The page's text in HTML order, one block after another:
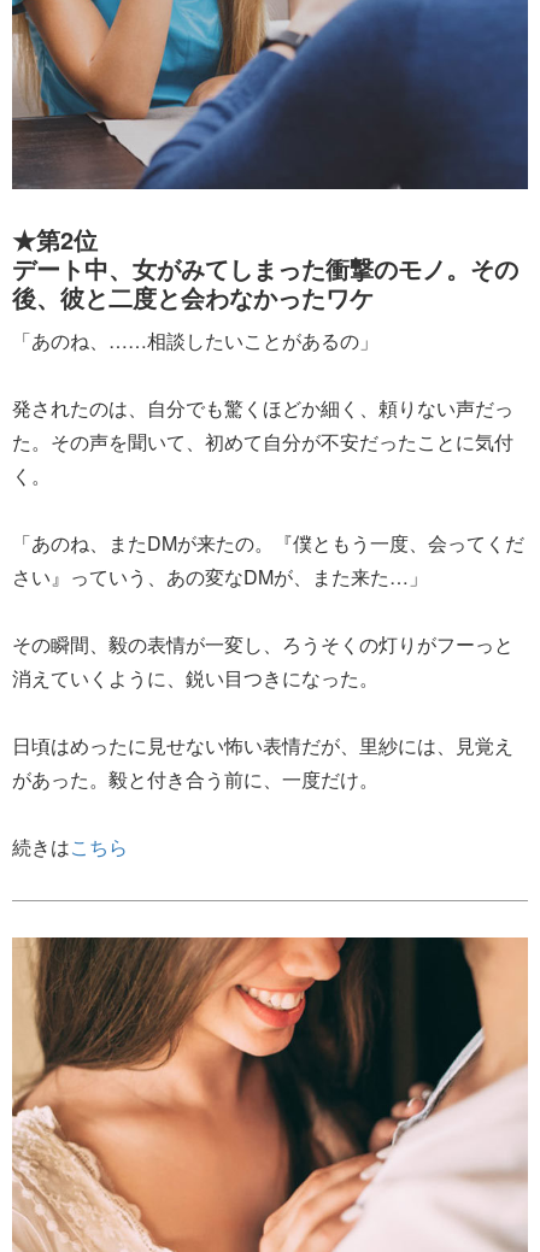
★第2位
デート中、女がみてしまった衝撃のモノ。その
後、彼と二度と会わなかったワケ
「あのね、……相談したいことがあるの」
発されたのは、自分でも驚くほどか細く、頼りない声だっ
た。その声を聞いて、初めて自分が不安だったことに気付
く。
「あのね、またDMが来たの。『僕ともう一度、会ってくだ
さい』っていう、あの変なDMが、また来た…」
その瞬間、毅の表情が一変し、ろうそくの灯りがフーっと
消えていくように、鋭い目つきになった。
日頃はめったに見せない怖い表情だが、里紗には、見覚え
があった。毅と付き合う前に、一度だけ。
続きはこちら